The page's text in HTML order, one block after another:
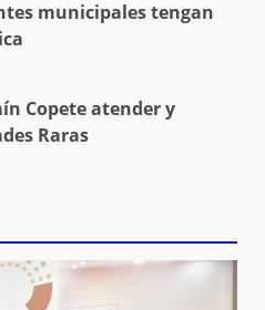
municipales tengan
Copete atender y
Raras